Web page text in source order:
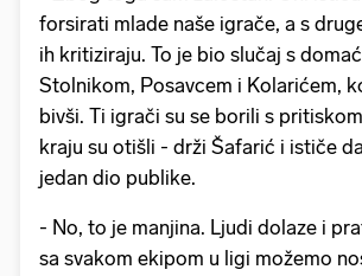
forsirati mlade naše igrače, a s
ih kritiziraju. To je bio slučaj s
Stolnikom, Posavcem i Kolarićem,
bivši. Ti igrači su se borili s
kraju su otišli - drži Šafarić i ističe
jedan dio publike.
- No, to je manjina. Ljudi dolaze i
sa svakom ekipom u ligi možemo